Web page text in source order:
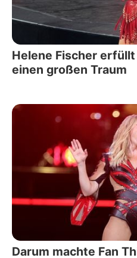
Helene Fischer
einen großen Traum
Darum machte Fan